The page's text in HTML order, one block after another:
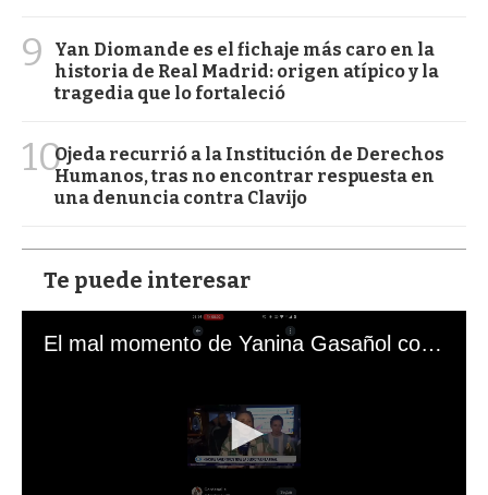
9
Yan Diomande es el fichaje más caro en la
historia de Real Madrid: origen atípico y la
tragedia que lo fortaleció
10Ojeda recurrió a la Institución de Derechos
Humanos, tras no encontrar respuesta en
una denuncia contra Clavijo
Te puede interesar
El mal momento de Yanina Gasañol con un hincha argentino en "Subrayado"